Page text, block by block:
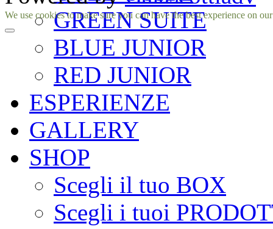
GREEN SUITE
BLUE JUNIOR
RED JUNIOR
ESPERIENZE
GALLERY
SHOP
Scegli il tuo BOX
Scegli i tuoi
Facebook
Instagram
We use cookies to make sure you can have the best experience on